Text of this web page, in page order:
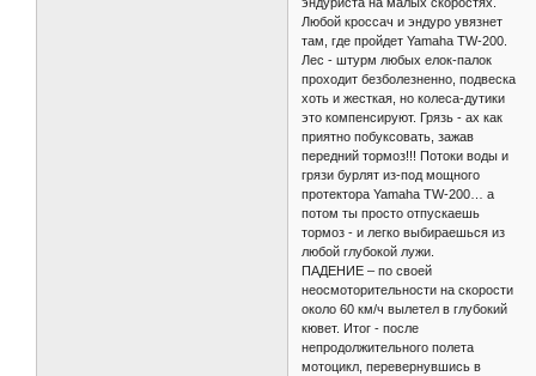
Любой кроссач и эндуро увязнет
там, где пройдет Yamaha TW-200.
Лес - штурм любых елок-палок
проходит безболезненно, подвеска
хоть и жесткая, но колеса-дутики
это компенсируют. Грязь - ах как
приятно побуксовать, зажав
передний тормоз!!! Потоки воды и
грязи бурлят из-под мощного
протектора Yamaha TW-200… а
потом ты просто отпускаешь
тормоз - и легко выбираешься из
любой глубокой лужи.
ПАДЕНИЕ – по своей
неосмоторительности на скорости
около 60 км/ч вылетел в глубокий
кювет. Итог - после
непродолжительного полета
мотоцикл, перевернувшись в